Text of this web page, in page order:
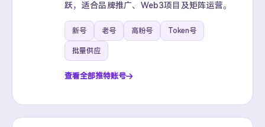
跃，适合品牌推广、Web3项目及矩阵运营。
新号 老号 高粉号 Token号
批量供应
查看全部推特账号